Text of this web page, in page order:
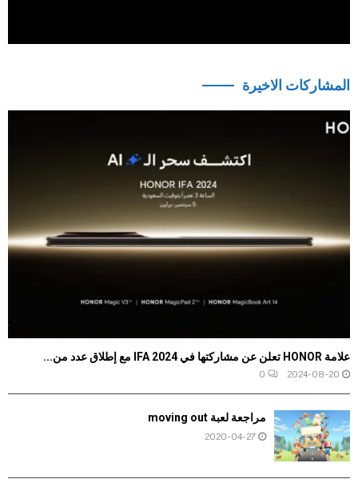
المشاركات الاخيرة
علامة HONOR تعلن عن مشاركتها في IFA 2024 مع إطلاق عدد من...
2024-08-20
0
مراجعة لعبة moving out
2020-04-27